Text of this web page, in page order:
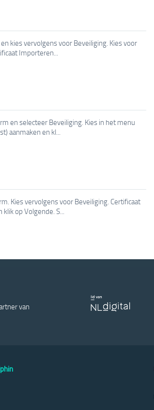
kies vervolgens voor Beveiliging. Kies voor
Importeren...
en selecteer Beveiliging. Kies in het menu
aanmaken en kl...
Kies vervolgens voor Beveiliging. Certificaat
op Volgende. S...
van